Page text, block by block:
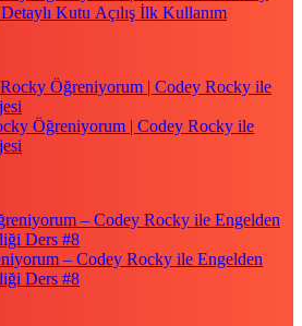
Kutu Açılış İlk Kullanım
Öğreniyorum | Codey Rocky ile
– Codey Rocky ile Engelden
Ders #8